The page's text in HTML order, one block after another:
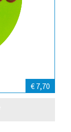
€ 7,70